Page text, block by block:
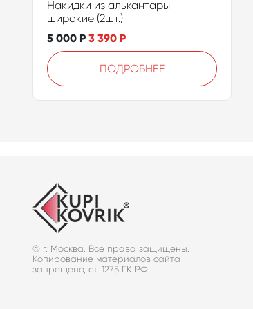
Накидки из алькантары
широкие (2шт.)
5 000Р 3 390 Р
ПОДРОБНЕЕ
© г. Москва. Все права защищены.
Копирование материалов сайта
запрещено, ст. 1275 ГК РФ.